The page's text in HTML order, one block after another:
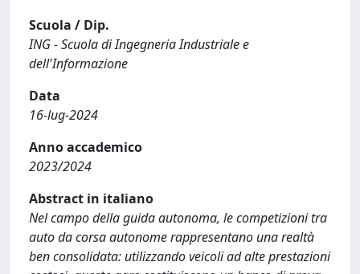
Scuola / Dip.
ING - Scuola di Ingegneria Industriale e
dell'Informazione
Data
16-lug-2024
Anno accademico
2023/2024
Abstract in italiano
Nel campo della guida autonoma, le competizioni tra
auto da corsa autonome rappresentano una realtà
ben consolidata: utilizzando veicoli ad alte prestazioni